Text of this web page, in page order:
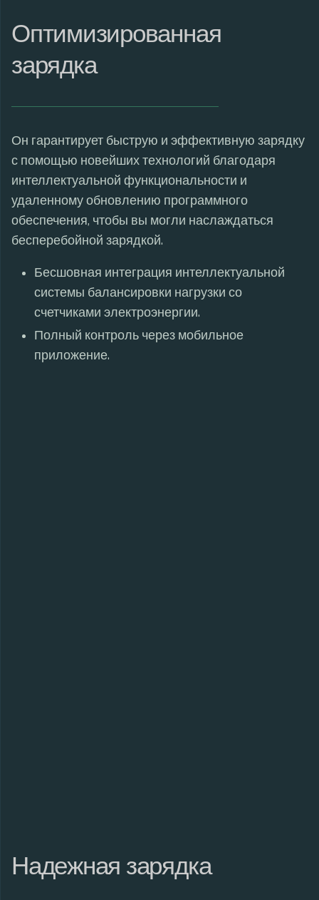
Оптимизированная
зарядка
Он гарантирует быструю и эффективную зарядку
с помощью новейших технологий благодаря
интеллектуальной функциональности и
удаленному обновлению программного
обеспечения, чтобы вы могли наслаждаться
бесперебойной зарядкой.
Бесшовная интеграция интеллектуальной
системы балансировки нагрузки со
счетчиками электроэнергии.
Полный контроль через мобильное
приложение.
Надежная зарядка